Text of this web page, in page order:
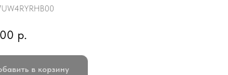
р.
в корзину